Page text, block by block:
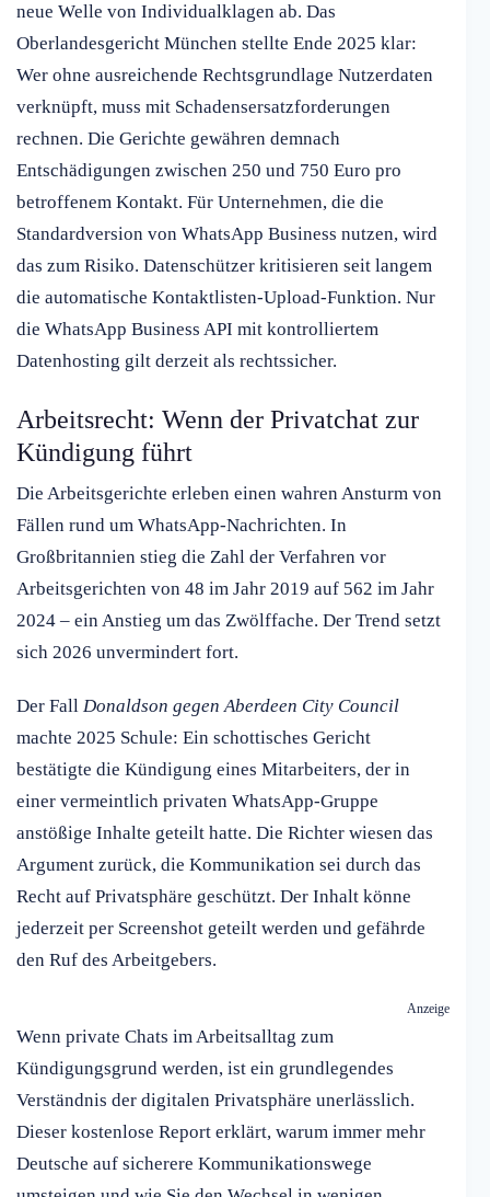
neue Welle von Individualklagen ab. Das
Oberlandesgericht München stellte Ende 2025 klar:
Wer ohne ausreichende Rechtsgrundlage Nutzerdaten
verknüpft, muss mit Schadensersatzforderungen
rechnen. Die Gerichte gewähren demnach
Entschädigungen zwischen 250 und 750 Euro pro
betroffenem Kontakt. Für Unternehmen, die die
Standardversion von WhatsApp Business nutzen, wird
das zum Risiko. Datenschützer kritisieren seit langem
die automatische Kontaktlisten-Upload-Funktion. Nur
die WhatsApp Business API mit kontrolliertem
Datenhosting gilt derzeit als rechtssicher.
Arbeitsrecht: Wenn der Privatchat zur
Kündigung führt
Die Arbeitsgerichte erleben einen wahren Ansturm von
Fällen rund um WhatsApp-Nachrichten. In
Großbritannien stieg die Zahl der Verfahren vor
Arbeitsgerichten von 48 im Jahr 2019 auf 562 im Jahr
2024 – ein Anstieg um das Zwölffache. Der Trend setzt
sich 2026 unvermindert fort.
Der Fall Donaldson gegen Aberdeen City Council
machte 2025 Schule: Ein schottisches Gericht
bestätigte die Kündigung eines Mitarbeiters, der in
einer vermeintlich privaten WhatsApp-Gruppe
anstößige Inhalte geteilt hatte. Die Richter wiesen das
Argument zurück, die Kommunikation sei durch das
Recht auf Privatsphäre geschützt. Der Inhalt könne
jederzeit per Screenshot geteilt werden und gefährde
den Ruf des Arbeitgebers.
Anzeige
Wenn private Chats im Arbeitsalltag zum
Kündigungsgrund werden, ist ein grundlegendes
Verständnis der digitalen Privatsphäre unerlässlich.
Dieser kostenlose Report erklärt, warum immer mehr
Deutsche auf sicherere Kommunikationswege